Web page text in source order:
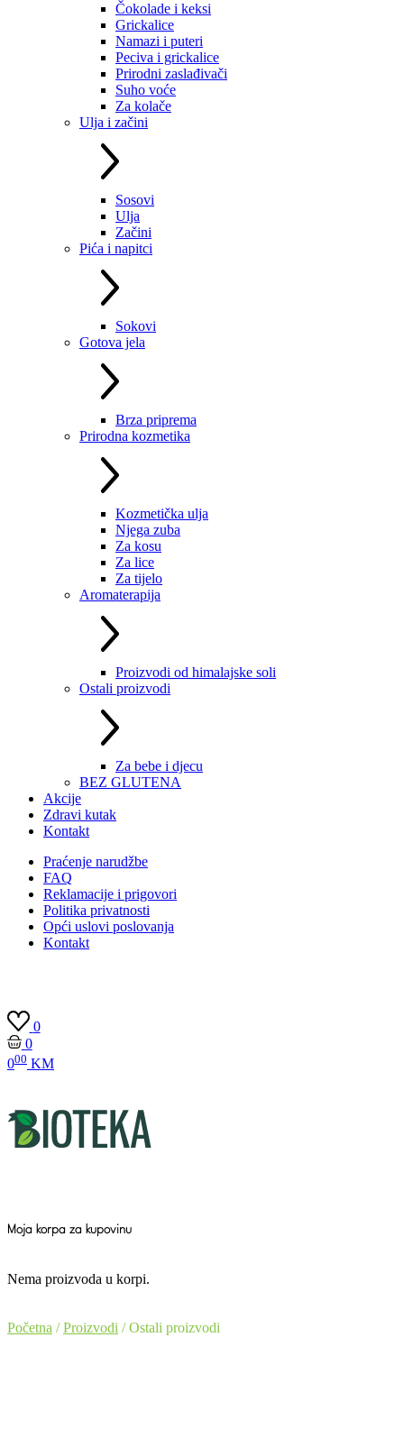
Čokolade i keksi
Grickalice
Namazi i puteri
Peciva i grickalice
Prirodni zaslađivači
Suho voće
Za kolače
Ulja i začini
Sosovi
Ulja
Začini
Pića i napitci
Sokovi
Gotova jela
Brza priprema
Prirodna kozmetika
Kozmetička ulja
Njega zuba
Za kosu
Za lice
Za tijelo
Aromaterapija
Proizvodi od himalajske soli
Ostali proizvodi
Za bebe i djecu
BEZ GLUTENA
Akcije
Zdravi kutak
Kontakt
Praćenje narudžbe
FAQ
Reklamacije i prigovori
Politika privatnosti
Opći uslovi poslovanja
Kontakt
0
0
000 KM
Moja korpa za kupovinu
Nema proizvoda u korpi.
Početna /Proizvodi / Ostali proizvodi